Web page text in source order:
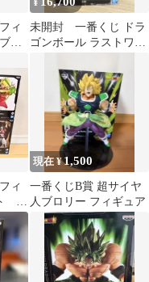
ィ
ロ
¥
未開封 一番くじ ドラ
ゴンボール ラストワン
ギュア
ィ
ま
現在 ¥1,500
一番くじB賞 超サイヤ
人ブロリー フィギュア